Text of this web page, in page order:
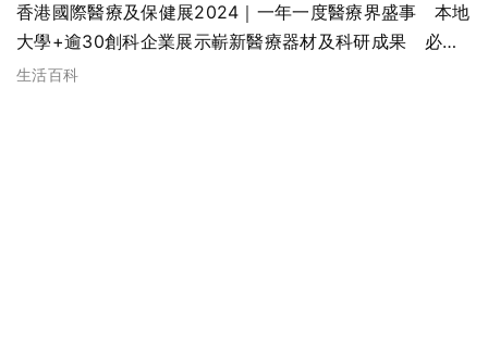
香港國際醫療及保健展2024｜一年一度醫療界盛事 本地
大學+逾30創科企業展示嶄新醫療器材及科研成果 必到5
大展區率先睇
生活百科